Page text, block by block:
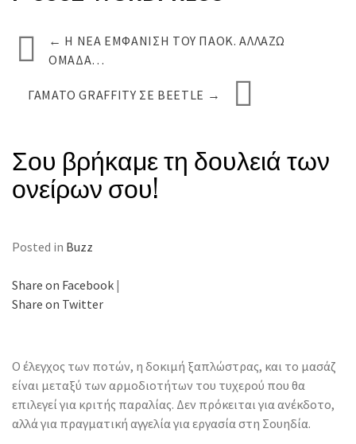
← H ΝΈΑ ΕΜΦΆΝΙΣΗ ΤΟΥ ΠΑΟΚ. ΑΛΛΆΖΩ
ΟΜΆΔΑ…
ΓΑΜΆΤΟ GRAFFITY ΣΕ BEETLE →
Σου βρήκαμε τη δουλειά των
ονείρων σου!
Posted in Buzz
Share on Facebook |
Share on Twitter
Ο έλεγχος των ποτών, η δοκιμή ξαπλώστρας, και το μασάζ
είναι μεταξύ των αρμοδιοτήτων του τυχερού που θα
επιλεγεί για κριτής παραλίας. Δεν πρόκειται για ανέκδοτο,
αλλά για πραγματική αγγελία για εργασία στη Σουηδία.